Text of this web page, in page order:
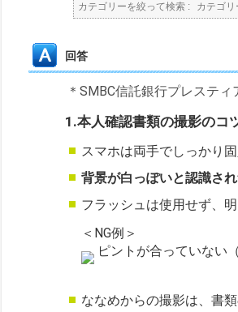
カテゴリーを絞って検索 : カテゴ
回答
＊ SMBC信託銀行プレステ
1.本人確認書類の撮影のコ
スマホは両手でしっかり
背景が白っぽいと認識され
フラッシュは使用せず、
＜NG例＞
ななめからの撮影は、書